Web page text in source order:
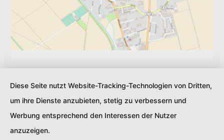
Diese Seite nutzt Website-Tracking-Technologien von Dritten,
um ihre Dienste anzubieten, stetig zu verbessern und
Werbung entsprechend den Interessen der Nutzer
anzuzeigen.